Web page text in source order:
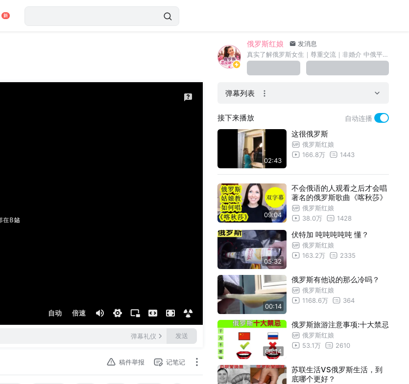
自动 倍速
弹幕礼仪 发送
稿件举报 记笔记
俄罗斯红娘
发消息
真实了解俄罗斯女生｜尊重交流｜非婚介 中俄平台：hleba.cn
弹幕列表
接下来播放 自动连播
02:43
这很俄罗斯
俄罗斯红娘
166.8万
1443
09:04
不会俄语的人观看之后才会唱
著名的俄罗斯歌曲《喀秋莎》
俄罗斯红娘
38.0万
1428
05:32
伏特加 吨吨吨吨吨 懂？
俄罗斯红娘
163.2万
2335
00:14
俄罗斯有他说的那么冷吗？
俄罗斯红娘
1168.6万
364
06:14
俄罗斯旅游注意事项:十大禁忌
俄罗斯红娘
53.1万
2610
苏联生活VS俄罗斯生活，到
底哪个更好？